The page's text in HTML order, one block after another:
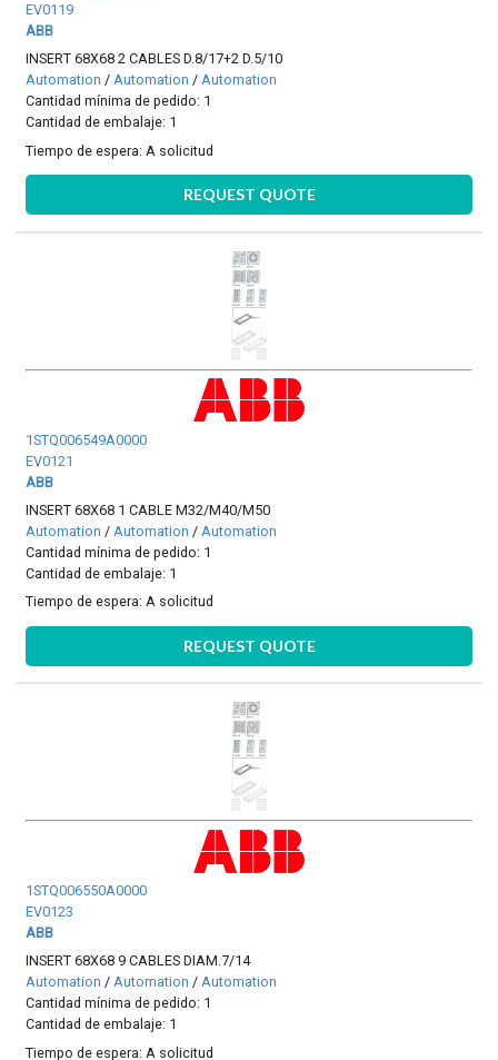
EV0119
ABB
INSERT 68X68 2 CABLES D.8/17+2 D.5/10
Automation /Automation /Automation
Cantidad mínima de pedido: 1
Cantidad de embalaje: 1
Tiempo de espera: A solicitud
REQUEST QUOTE
1STQ006549A0000
EV0121
ABB
INSERT 68X68 1 CABLE M32/M40/M50
Automation / Automation / Automation
Cantidad mínima de pedido: 1
Cantidad de embalaje: 1
Tiempo de espera:A solicitud
REQUEST QUOTE
1STQ006550A0000
EV0123
ABB
INSERT 68X68 9 CABLES DIAM.7/14
Automation /Automation /Automation
Cantidad mínima de pedido: 1
Cantidad de embalaje: 1
Tiempo de espera: A solicitud